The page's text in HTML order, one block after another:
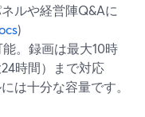
ルや経営陣Q&Aに
)
。録画は最大10時
時間）まで対応
は十分な容量です。